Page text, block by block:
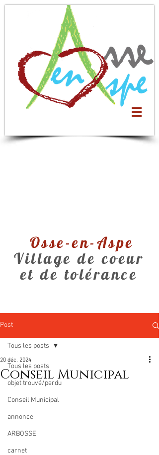
Osse-en-Aspe
Village de coeur
et de tolérance
Post
Tous les posts
objet trouvé/perdu
Conseil Municipal
annonce
ARBOSSE
carnet
Tous les posts
Conseil Municipal
20 déc. 2024